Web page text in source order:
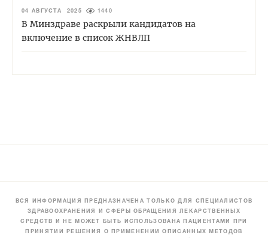
04 АВГУСТА 2025 1440
В Минздраве раскрыли кандидатов на
включение в список ЖНВЛП
ВСЯ ИНФОРМАЦИЯ ПРЕДНАЗНАЧЕНА ТОЛЬКО ДЛЯ СПЕЦИАЛИСТОВ
ЗДРАВООХРАНЕНИЯ И СФЕРЫ ОБРАЩЕНИЯ ЛЕКАРСТВЕННЫХ
СРЕДСТВ И НЕ МОЖЕТ БЫТЬ ИСПОЛЬЗОВАНА ПАЦИЕНТАМИ ПРИ
ПРИНЯТИИ РЕШЕНИЯ О ПРИМЕНЕНИИ ОПИСАННЫХ МЕТОДОВ